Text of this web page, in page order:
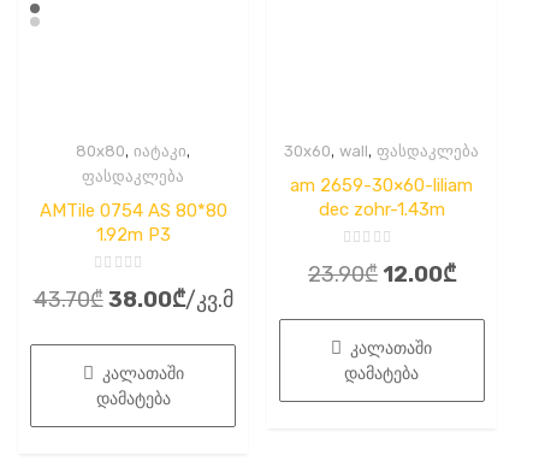
80x80,იატაკი,
ფასდაკლება
AMTile 0754 AS 80*80
1.92m P3
0
დან
43.70₾ Original
was:
43.70₾.
38.00₾Current
/კვ.მ
კალათაში
დამატება
30x60,wall,ფასდაკლება
am 2659-30×60-liliam
dec zohr-1.43m
0
დან
23.90₾ Original
was:
23.90₾.
12.00₾Current
კალათაში
დამატება